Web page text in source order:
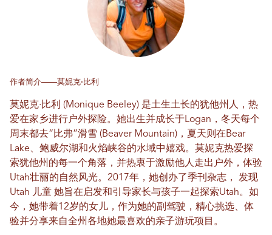
作者简介——莫妮克·比利
莫妮克·比利 (Monique Beeley) 是土生土长的犹他州人，热
爱在家乡进行户外探险。她出生并成长于Logan，冬天每个
周末都去“比弗”滑雪 (Beaver Mountain)，夏天则在Bear
Lake、鲍威尔湖和火焰峡谷的水域中嬉戏。莫妮克热爱探
索犹他州的每一个角落，并热衷于激励他人走出户外，体验
Utah壮丽的自然风光。2017年，她创办了季刊杂志， 发现
Utah 儿童 她旨在启发和引导家长与孩子一起探索Utah。如
今，她带着12岁的女儿，作为她的副驾驶，精心挑选、体
验并分享来自全州各地她最喜欢的亲子游玩项目。